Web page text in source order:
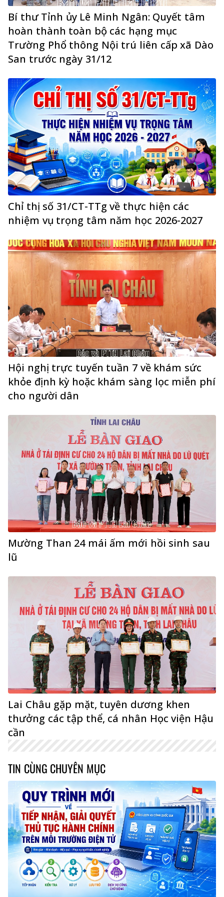
Bí thư Tỉnh ủy Lê Minh Ngân: Quyết tâm
hoàn thành toàn bộ các hạng mục
Trường Phổ thông Nội trú liên cấp xã Dào
San trước ngày 31/12
Chỉ thị số 31/CT-TTg về thực hiện các
nhiệm vụ trọng tâm năm học 2026-2027
Hội nghị trực tuyến tuần 7 về khám sức
khỏe định kỳ hoặc khám sàng lọc miễn phí
cho người dân
Mường Than 24 mái ấm mới hồi sinh sau
lũ
Lai Châu gặp mặt, tuyên dương khen
thưởng các tập thể, cá nhân Học viện Hậu
cần
TIN CÙNG CHUYÊN MỤC